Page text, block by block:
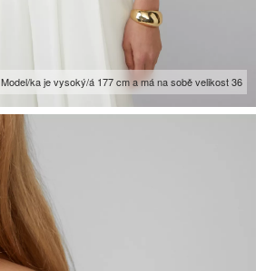
Model/ka je vysoký/á 177 cm a má na sobě velikost 36